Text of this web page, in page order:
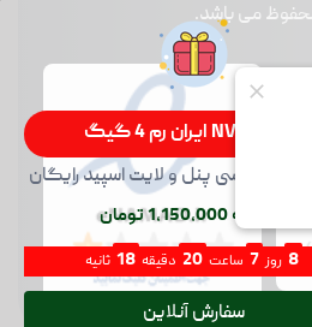
می باشد.
ماهیانه 1,150,000 تومان
8 روز 7 ساعت 20 دقیقه 17 ثانیه
سفارش آنلاین